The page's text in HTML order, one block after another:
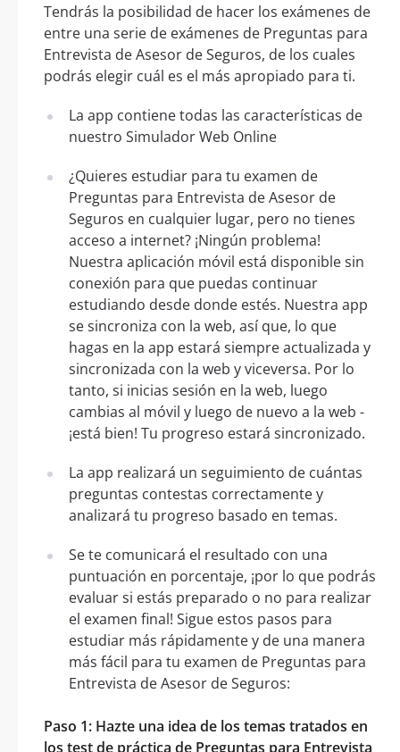
Tendrás la posibilidad de hacer los exámenes de
entre una serie de exámenes de Preguntas para
Entrevista de Asesor de Seguros, de los cuales
podrás elegir cuál es el más apropiado para ti.
La app contiene todas las características de
nuestro Simulador Web Online
¿Quieres estudiar para tu examen de
Preguntas para Entrevista de Asesor de
Seguros en cualquier lugar, pero no tienes
acceso a internet? ¡Ningún problema!
Nuestra aplicación móvil está disponible sin
conexión para que puedas continuar
estudiando desde donde estés. Nuestra app
se sincroniza con la web, así que, lo que
hagas en la app estará siempre actualizada y
sincronizada con la web y viceversa. Por lo
tanto, si inicias sesión en la web, luego
cambias al móvil y luego de nuevo a la web -
¡está bien! Tu progreso estará sincronizado.
La app realizará un seguimiento de cuántas
preguntas contestas correctamente y
analizará tu progreso basado en temas.
Se te comunicará el resultado con una
puntuación en porcentaje, ¡por lo que podrás
evaluar si estás preparado o no para realizar
el examen final! Sigue estos pasos para
estudiar más rápidamente y de una manera
más fácil para tu examen de Preguntas para
Entrevista de Asesor de Seguros:
Paso 1: Hazte una idea de los temas tratados en
los test de práctica de Preguntas para Entrevista